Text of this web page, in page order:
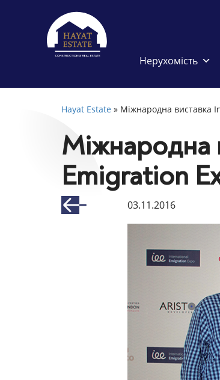
Нерухомість
Hayat Estate » Міжнародна виставка
Міжнародна
Emigration
03.11.2016